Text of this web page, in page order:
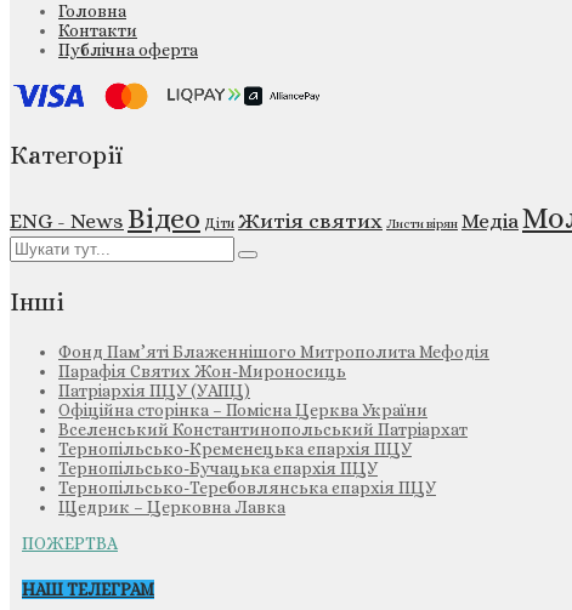
Головна
Контакти
Публічна оферта
Категорії
ENG - News Відео Діти Житія святих Листи вірян Медіа
Інші
Фонд Пам’яті Блаженнішого Митрополита Мефодія
Парафія Святих Жон-Мироносиць
Патріархія ПЦУ (УАПЦ)
Офіційна сторінка – Помісна Церква України
Вселенський Константинопольський Патріархат
Тернопільсько-Кременецька єпархія ПЦУ
Тернопільсько-Бучацька єпархія ПЦУ
Тернопільсько-Теребовлянська єпархія ПЦУ
Щедрик – Церковна Лавка
ПОЖЕРТВА
НАШ ТЕЛЕГРАМ